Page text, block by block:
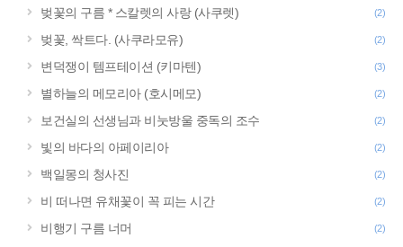
벚꽃의 구름 * 스칼렛의 사랑 (사쿠렛) (2)
벚꽃, 싹트다. (사쿠라모유) (2)
변덕쟁이 템프테이션 (키마텐) (3)
별하늘의 메모리아 (호시메모) (2)
보건실의 선생님과 비눗방울 중독의 조수 (2)
빛의 바다의 아페이리아 (2)
백일몽의 청사진 (2)
비 떠나면 유채꽃이 꼭 피는 시간 (2)
비행기 구름 너머 (2)